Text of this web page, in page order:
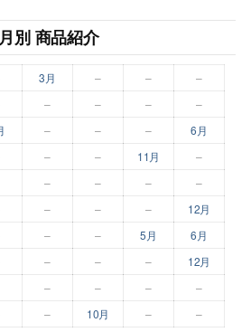
月別 商品紹介
3月 – –
–
– – – –
– – –
6月
– – 11月 –
– – –
–
– – – 12月
– – 5月
6月
– – – 12月
– – –
–
– 10月 – –